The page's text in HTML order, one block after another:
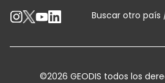
Calculadora de emisiones
Buscar otro
©2026 GEODIS todos los